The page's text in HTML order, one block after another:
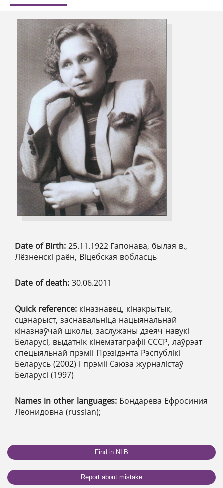
Date of Birth: 25.11.1922 Гапонава, былая в.,
Лёзненскі раён, Віцебская вобласць
Date of death: 30.06.2011
Quick reference: кіназнавец, кінакрытык,
сцэнарыст, заснавальніца нацыянальнай
кіназнаўчай школы, заслужаны дзеяч навукі
Беларусі, выдатнік кінематаграфіі СССР, лаўрэат
спецыяльнай прэміі Прэзідэнта Рэспублікі
Беларусь (2002) і прэміі Саюза журналістаў
Беларусі (1997)
Names in other languages: Бондарева Ефросиния
Леонидовна (russian);
Find in NLB
Report about mistake